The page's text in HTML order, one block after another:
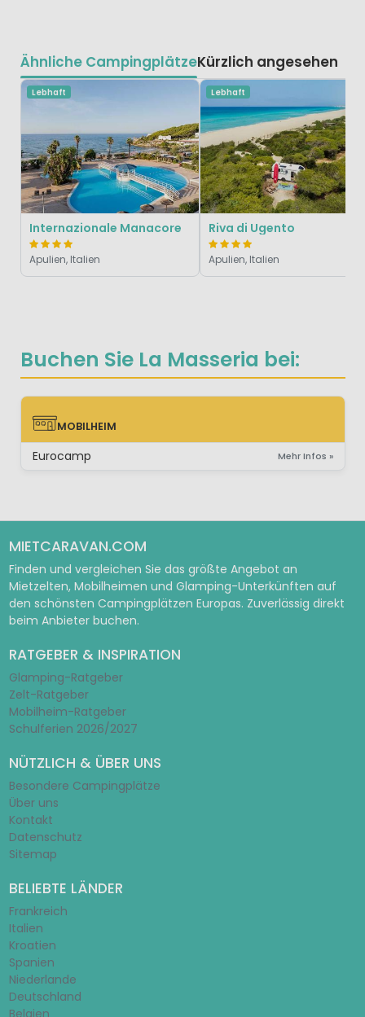
Buchen Sie La Masseria bei:
MOBILHEIM
MOBILHEIM
Eurocamp Mehr Infos »
Ähnliche CampingplätzeKürzlich angesehen
Lebhaft
Internazionale Manacore
Apulien, Italien
Lebhaft
Riva di Ugento
Apulien, Italien
MIETCARAVAN.COM
Finden und vergleichen Sie das größte Angebot an
Mietzelten, Mobilheimen und Glamping-Unterkünften auf
den schönsten Campingplätzen Europas. Zuverlässig direkt
beim Anbieter buchen.
RATGEBER & INSPIRATION
Glamping-Ratgeber
Zelt-Ratgeber
Mobilheim-Ratgeber
Schulferien 2026/2027
NÜTZLICH & ÜBER UNS
Besondere Campingplätze
Über uns
Kontakt
Datenschutz
Sitemap
BELIEBTE LÄNDER
Frankreich
Italien
Kroatien
Spanien
Niederlande
Deutschland
Belgien